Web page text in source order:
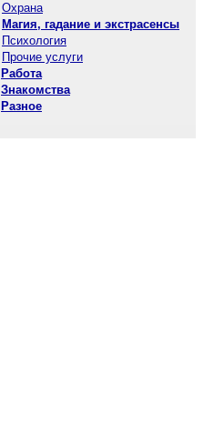
Охрана
Магия, гадание и экстрасенсы
Психология
Прочие услуги
Работа
Знакомства
Разное